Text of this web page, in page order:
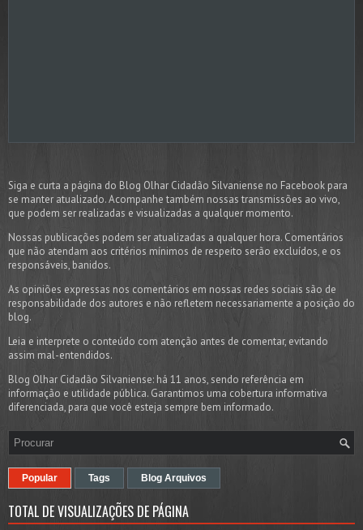
Siga e curta a página do Blog Olhar Cidadão Silvaniense no Facebook para
se manter atualizado. Acompanhe também nossas transmissões ao vivo,
que podem ser realizadas e visualizadas a qualquer momento.
Nossas publicações podem ser atualizadas a qualquer hora. Comentários
que não atendam aos critérios mínimos de respeito serão excluídos, e os
responsáveis, banidos.
As opiniões expressas nos comentários em nossas redes sociais são de
responsabilidade dos autores e não refletem necessariamente a posição do
blog.
Leia e interprete o conteúdo com atenção antes de comentar, evitando
assim mal-entendidos.
Blog Olhar Cidadão Silvaniense: há 11 anos, sendo referência em
informação e utilidade pública. Garantimos uma cobertura informativa
diferenciada, para que você esteja sempre bem informado.
Popular Tags Blog Arquivos
TOTAL DE VISUALIZAÇÕES DE PÁGINA